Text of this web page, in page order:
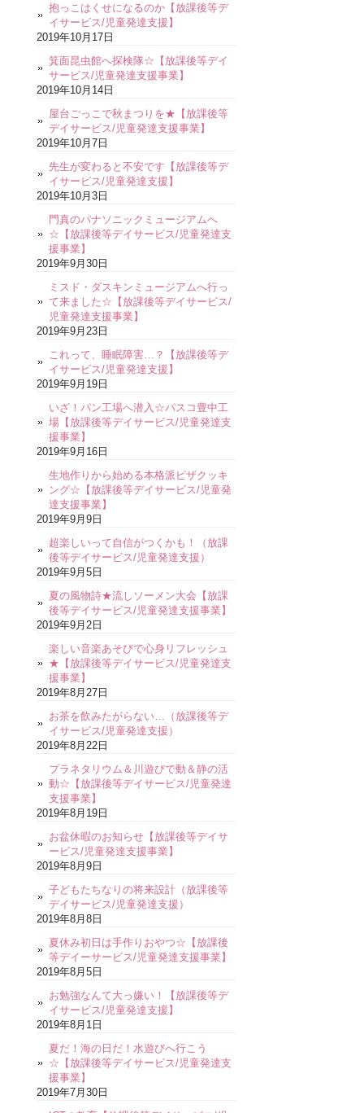
抱っこはくせになるのか【放課後等デ
イサービス/児童発達支援】
2019年10月17日
箕面昆虫館へ探検隊☆【放課後等デイ
サービス/児童発達支援事業】
2019年10月14日
屋台ごっこで秋まつりを★【放課後等
デイサービス/児童発達支援事業】
2019年10月7日
先生が変わると不安です【放課後等デ
イサービス/児童発達支援】
2019年10月3日
門真のパナソニックミュージアムへ
☆【放課後等デイサービス/児童発達支
援事業】
2019年9月30日
ミスド・ダスキンミュージアムへ行っ
て来ました☆【放課後等デイサービス/
児童発達支援事業】
2019年9月23日
これって、睡眠障害…？【放課後等デ
イサービス/児童発達支援】
2019年9月19日
いざ！パン工場へ潜入☆パスコ豊中工
場【放課後等デイサービス/児童発達支
援事業】
2019年9月16日
生地作りから始める本格派ピザクッキ
ング☆【放課後等デイサービス/児童発
達支援事業】
2019年9月9日
超楽しいって自信がつくかも！（放課
後等デイサービス/児童発達支援）
2019年9月5日
夏の風物詩★流しソーメン大会【放課
後等デイサービス/児童発達支援事業】
2019年9月2日
楽しい音楽あそびで心身リフレッシュ
★【放課後等デイサービス/児童発達支
援事業】
2019年8月27日
お茶を飲みたがらない…（放課後等デ
イサービス/児童発達支援）
2019年8月22日
プラネタリウム＆川遊びで動＆静の活
動☆【放課後等デイサービス/児童発達
支援事業】
2019年8月19日
お盆休暇のお知らせ【放課後等デイサ
ービス/児童発達支援事業】
2019年8月9日
子どもたちなりの将来設計（放課後等
デイサービス/児童発達支援）
2019年8月8日
夏休み初日は手作りおやつ☆【放課後
等デイーサービス/児童発達支援事業】
2019年8月5日
お勉強なんて大っ嫌い！【放課後等デ
イサービス/児童発達支援】
2019年8月1日
夏だ！海の日だ！水遊びへ行こう
☆【放課後等デイサービス/児童発達支
援事業】
2019年7月30日